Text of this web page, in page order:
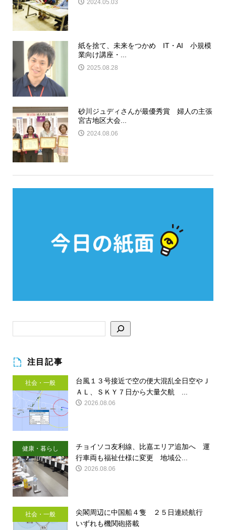
2024.05.03
紙を捨て、未来をつかめ IT・AI 小規模
業向け講座・...
2025.08.28
砂川ジュディさんが最優秀賞 婦人の主張
宮古地区大会...
2024.08.06
注目記事
社会・一般
台風１３号接近で空の便大混乱全日空やＪ
ＡＬ、ＳＫＹ７日から大量欠航 ...
2026.08.06
健康・暮らし
チョイソコ友利線、比嘉エリア追加へ 運
行車両も福祉仕様に変更 地域公...
2026.08.06
社会・一般
尖閣周辺に中国船４隻 ２５日連続航行
いずれも機関砲搭載